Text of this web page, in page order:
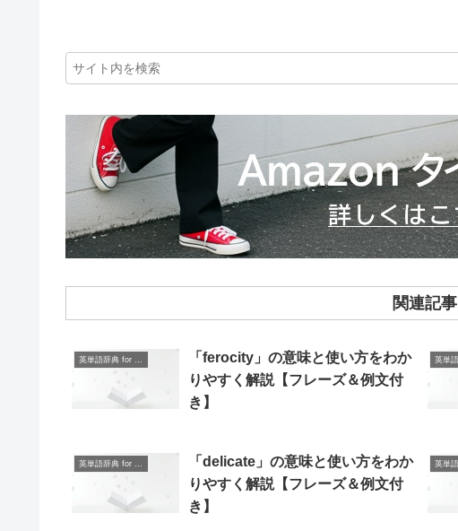
関連記事
「ferocity」の意味と使い方をわか
りやすく解説【フレーズ＆例文付
き】
「delicate」の意味と使い方をわか
りやすく解説【フレーズ＆例文付
き】